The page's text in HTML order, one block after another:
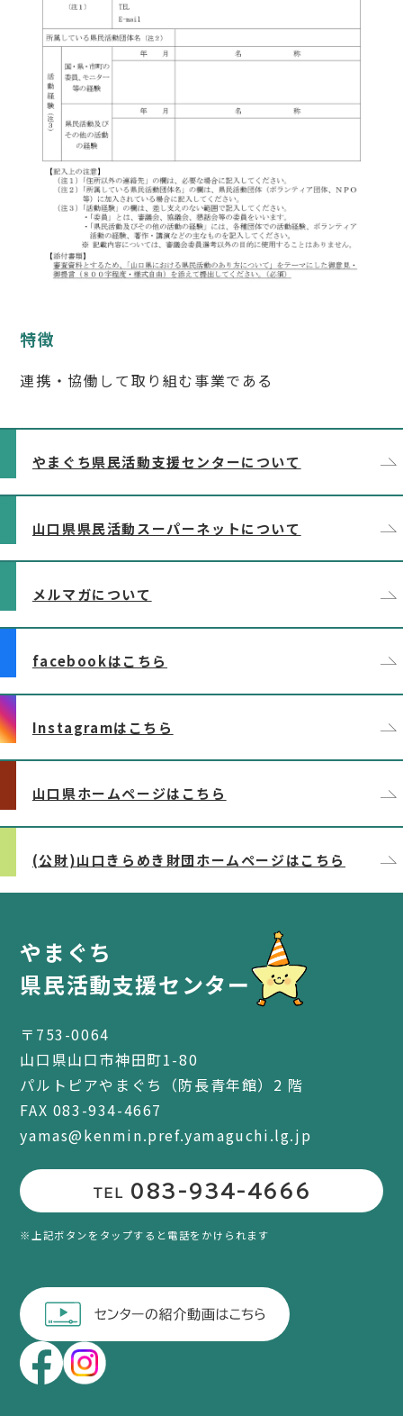
やまぐち県民活動支援センターについて
山口県県民活動スーパーネットについて
メルマガについて
facebookはこちら
Instagramはこちら
山口県ホームページはこちら
(公財)山口きらめき財団ホームページはこちら
やまぐち
県民活動支援センター
〒753-0064
山口県山口市神田町1-80
パルトピアやまぐち（防長青年館）2 階
FAX 083-934-4667
yamas@kenmin.pref.yamaguchi.lg.jp
TEL 083-934-4666
※上記ボタンをタップすると電話をかけられます